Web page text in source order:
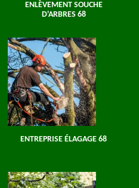
ENLÈVEMENT SOUCHE
D'ARBRES 68
ENTREPRISE ÉLAGAGE 68